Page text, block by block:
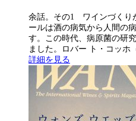
余話。その1 ワインづく
ールは酒の病気から人間の
す。この時代、病原菌の研
ました。ロバー ト・コッホ
詳細を見る